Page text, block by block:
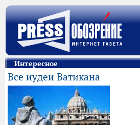
Интересное
Все иудеи Ватикана